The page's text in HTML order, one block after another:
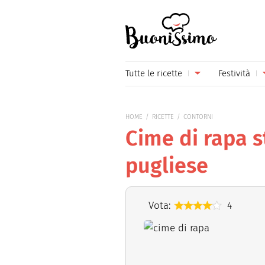
Tutte le ricette
Primi piatti
Piatti unici
Formaggi
Festività
HOME RICETTE CONTORNI
Cime di rapa
pugliese
Vota: 4